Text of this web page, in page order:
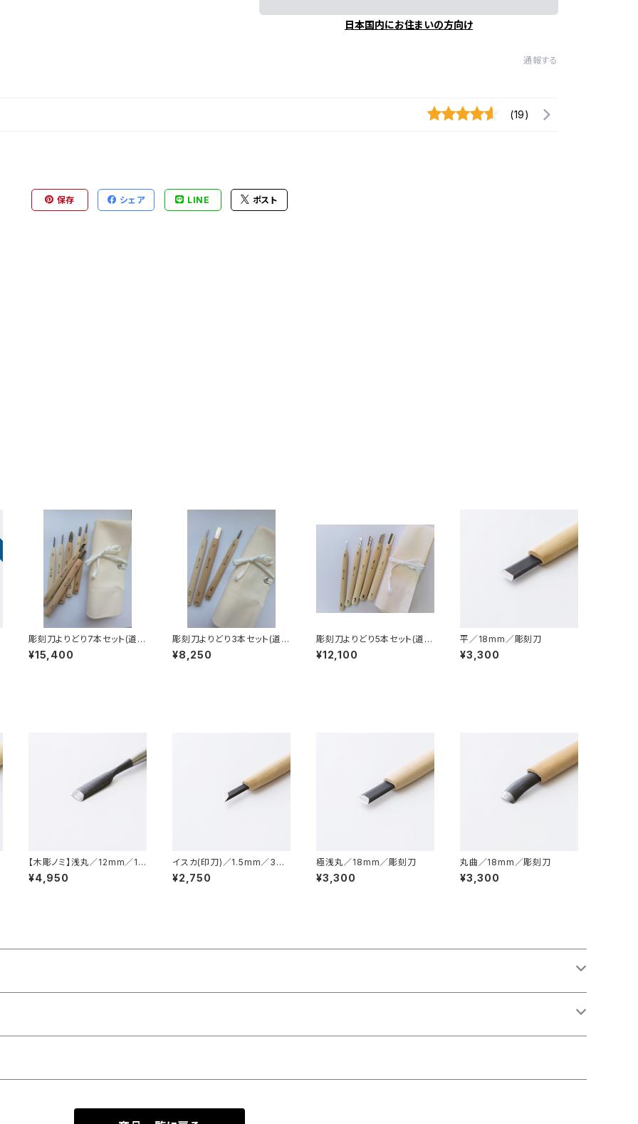
日本国内にお住まいの方向け
通報する
(19)
保存 シェア LINE ポスト
彫刻刀よりどり7本セット(道具
袋付)
¥15,400
彫刻刀よりどり3本セット(道具
袋付)
¥8,250
彫刻刀よりどり5本セット(道具
袋付)
¥12,100
平／18mm／彫刻刀
¥3,300
【木彫ノミ】浅丸／12mm／15
mm
¥4,950
イスカ(印刀)／1.5mm／3m
m／4.5mm／6mm／7.5m
m／9mm／10.5mm／12m
¥2,750
極浅丸／18mm／彫刻刀
¥3,300
丸曲／18mm／彫刻刀
¥3,300